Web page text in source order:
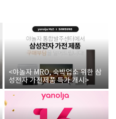
<야놀자 MRO, 숙박업소 위한 삼
성전자 가전제품 특가 개시>